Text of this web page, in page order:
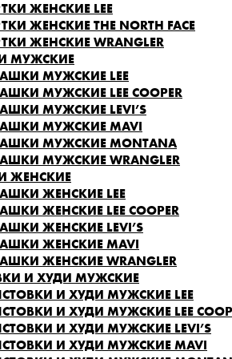
ЖЕНСКИЕ LEE
ЖЕНСКИЕ THE NORTH FACE
ЖЕНСКИЕ WRANGLER
МУЖСКИЕ
МУЖСКИЕ LEE
МУЖСКИЕ LEE COOPER
МУЖСКИЕ LEVI’S
МУЖСКИЕ MAVI
МУЖСКИЕ MONTANA
МУЖСКИЕ WRANGLER
ЖЕНСКИЕ
ЖЕНСКИЕ LEE
ЖЕНСКИЕ LEE COOPER
ЖЕНСКИЕ LEVI’S
ЖЕНСКИЕ MAVI
ЖЕНСКИЕ WRANGLER
И ХУДИ МУЖСКИЕ
И ХУДИ МУЖСКИЕ LEE
И ХУДИ МУЖСКИЕ LEE
И ХУДИ МУЖСКИЕ LEVI’S
И ХУДИ МУЖСКИЕ MAVI